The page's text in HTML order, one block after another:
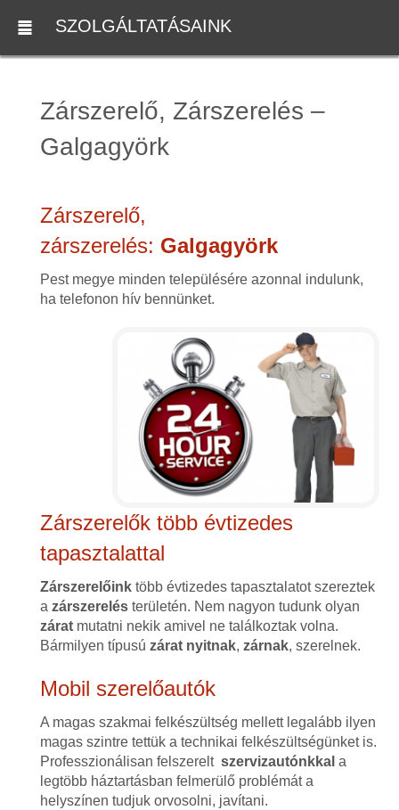
SZOLGÁLTATÁSAINK
Zárszerelő, Zárszerelés –
Galgagyörk
Zárszerelő,
zárszerelés: Galgagyörk
Pest megye minden településére azonnal indulunk,
ha telefonon hív bennünket.
Zárszerelők több évtizedes
tapasztalattal
Zárszerelőinktöbb évtizedes tapasztalatot szereztek
a zárszerelésterületén. Nem nagyon tudunk olyan
záratmutatni nekik amivel ne találkoztak volna.
Bármilyen típusú zárat nyitnak, zárnak, szerelnek.
Mobil szerelőautók
A magas szakmai felkészültség mellett legalább ilyen
magas szintre tettük a technikai felkészültségünket is.
Professzionálisan felszerelt szervizautónkkal a
legtöbb háztartásban felmerülő problémát a
helyszínen tudjuk orvosolni, javítani.